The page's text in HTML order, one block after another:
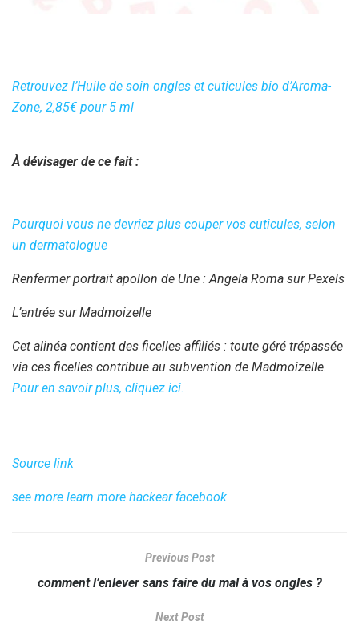
Retrouvez l’Huile de soin ongles et cuticules bio d’Aroma-
Zone, 2,85€ pour 5 ml
À dévisager de ce fait :
Pourquoi vous ne devriez plus couper vos cuticules, selon
un dermatologue
Renfermer portrait apollon de Une : Angela Roma sur Pexels
L’entrée sur Madmoizelle
Cet alinéa contient des ficelles affiliés : toute géré trépassée
via ces ficelles contribue au subvention de Madmoizelle.
Pour en savoir plus, cliquez ici.
Source link
see more learn more hackear facebook
Previous Post
comment l’enlever sans faire du mal à vos ongles ?
Next Post